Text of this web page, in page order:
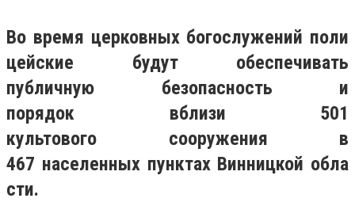
Во время церковных богослужений поли
цейские будут обеспечивать
публичную безопасность и
порядок вблизи 501
культового сооружения в
467 населенных пунктах Винницкой обла
сти.